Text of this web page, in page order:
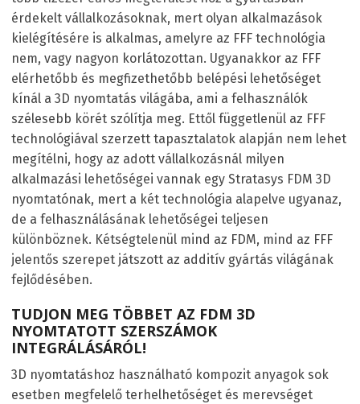
érdekelt vállalkozásoknak, mert olyan alkalmazások
kielégítésére is alkalmas, amelyre az FFF technológia
nem, vagy nagyon korlátozottan. Ugyanakkor az FFF
elérhetőbb és megfizethetőbb belépési lehetőséget
kínál a 3D nyomtatás világába, ami a felhasználók
szélesebb körét szólítja meg. Ettől függetlenül az FFF
technológiával szerzett tapasztalatok alapján nem lehet
megítélni, hogy az adott vállalkozásnál milyen
alkalmazási lehetőségei vannak egy Stratasys FDM 3D
nyomtatónak, mert a két technológia alapelve ugyanaz,
de a felhasználásának lehetőségei teljesen
különböznek. Kétségtelenül mind az FDM, mind az FFF
jelentős szerepet játszott az additív gyártás világának
fejlődésében.
TUDJON MEG TÖBBET AZ FDM 3D
NYOMTATOTT SZERSZÁMOK
INTEGRÁLÁSÁRÓL!
3D nyomtatáshoz használható kompozit anyagok sok
esetben megfelelő terhelhetőséget és merevséget